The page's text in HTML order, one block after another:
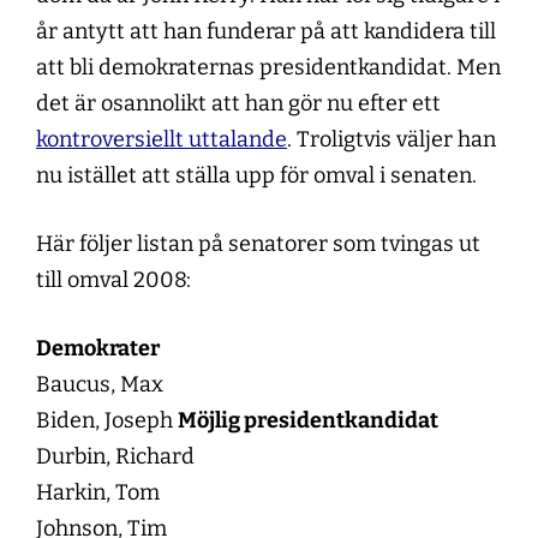
år antytt att han funderar på att kandidera till
att bli demokraternas presidentkandidat. Men
det är osannolikt att han gör nu efter ett
kontroversiellt uttalande. Troligtvis väljer han
nu istället att ställa upp för omval i senaten.
Här följer listan på senatorer som tvingas ut
till omval 2008:
Demokrater
Baucus, Max
Biden, JosephMöjlig presidentkandidat
Durbin, Richard
Harkin, Tom
Johnson, Tim